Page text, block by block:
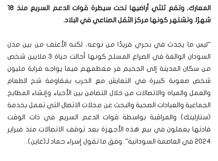
المعارك، وتقع ثلثي أراضيها تحت سيطرة قوات الدعم السريع منذ 18
شهرًا. وتشتهر كونها مركز الثقل الصناعي في البلاد.
“ليس ما يحدث في بحري فريدًا من نوعه، لكنه الأعنف من بين مدن
السودان الوالغة في الصراع المسلح كونها أحالت حياة 3 ملايين شخص
من سكان المدينة إلى الجحيم فر معظمهم فيما يواجه قرابة مليون
شخص صعوبة كبيرة في التعايش مع الحرب بمقاومة شح الطعام
والعمل والمياه والاتصالات من خلال التضامن بين الأحياء وإنشاء المطابخ
الجماعية والعيادات الصحية والبحث عن محلات الاتصال التي تعمل بخدمة
(ستارلينك) والمراقبة بواسطة قوات الدعم السريع في ذات الوقت
قادتها يعملون في بيع هذه الأجهزة بعد توقف الاتصالات منذ فبراير
2024 في العاصمة السودانية”. وفق ما تقول إسراء حماد لـ(عاين).